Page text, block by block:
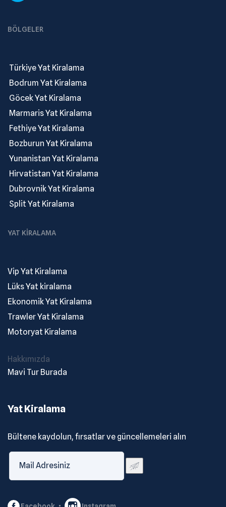
BÖLGELER
Türkiye Yat Kiralama
Bodrum Yat Kiralama
Göcek Yat Kiralama
Marmaris Yat Kiralama
Fethiye Yat Kiralama
Bozburun Yat Kiralama
Yunanistan Yat Kiralama
Hirvatistan Yat Kiralama
Dubrovnik Yat Kiralama
Split Yat Kiralama
YAT KIRALAMA
Vip Yat Kiralama
Lüks Yat kiralama
Ekonomik Yat Kiralama
Trawler Yat Kiralama
Motoryat Kiralama
Hakkımızda
Mavi Tur Burada
Yat Kiralama
Bültene kaydolun, fırsatlar ve güncellemeleri alın